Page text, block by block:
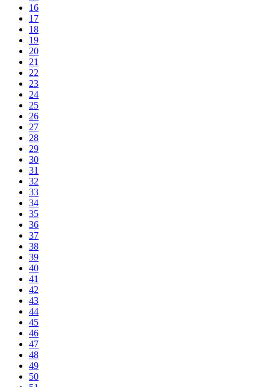
16
17
18
19
20
21
22
23
24
25
26
27
28
29
30
31
32
33
34
35
36
37
38
39
40
41
42
43
44
45
46
47
48
49
50